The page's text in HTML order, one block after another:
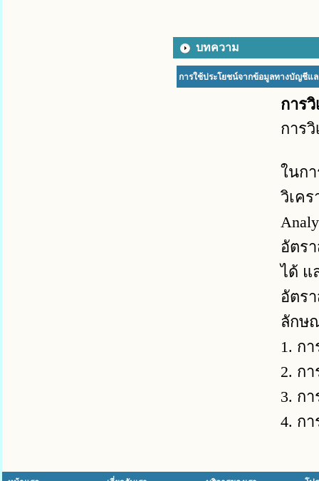
บทความ
การใช้ประโยชน์จากข้อมูลทางบัญชีแล
การ
การ
ในก
วิเค
อัตร
ได้ แ
อัตร
ลักษ
1. ก
2. ก
3. ก
4. ก